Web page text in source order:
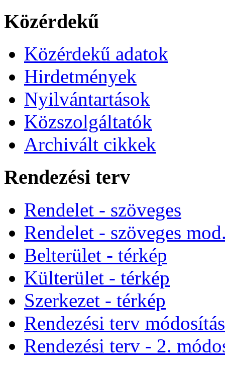
Közérdekű
Közérdekű adatok
Hirdetmények
Nyilvántartások
Közszolgáltatók
Archivált cikkek
Rendezési terv
Rendelet - szöveges
Rendelet - szöveges
Belterület - térkép
Külterület - térkép
Szerkezet - térkép
Rendezési terv
Rendezési terv - 2.